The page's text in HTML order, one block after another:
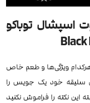
توباکو
Black
هرکدام ویژگی‌ها و طعم خاص
سلیقه خود یک جویس را
این نکته را فراموش نکنید